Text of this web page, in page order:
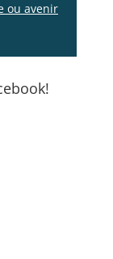
ou avenir